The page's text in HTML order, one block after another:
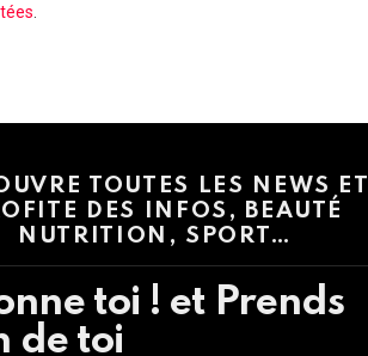
TOUTES LES NEWS ET
DES INFOS, BEAUTÉ
NUTRITION, SPORT…
toi ! et Prends
de toi